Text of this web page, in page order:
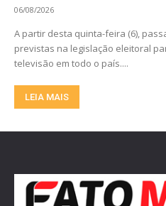
06/08/2026
A partir desta quinta-feira (6),
previstas na legislação eleitoral
televisão em todo o país....
LEIA MAIS